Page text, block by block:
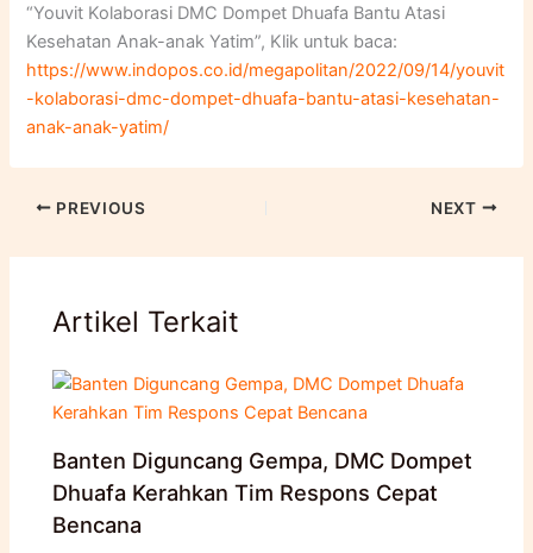
“Youvit Kolaborasi DMC Dompet Dhuafa Bantu Atasi
Kesehatan Anak-anak Yatim”, Klik untuk baca:
https://www.indopos.co.id/megapolitan/2022/09/14/youvit
-kolaborasi-dmc-dompet-dhuafa-bantu-atasi-kesehatan-
anak-anak-yatim/
PREVIOUS NEXT
Artikel Terkait
Banten Diguncang Gempa, DMC Dompet
Dhuafa Kerahkan Tim Respons Cepat
Bencana